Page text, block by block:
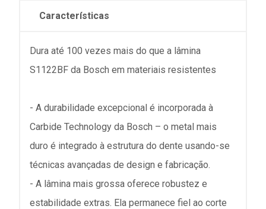
Características
Dura até 100 vezes mais do que a lâmina
S1122BF da Bosch em materiais resistentes
- A durabilidade excepcional é incorporada à
Carbide Technology da Bosch – o metal mais
duro é integrado à estrutura do dente usando-se
técnicas avançadas de design e fabricação.
- A lâmina mais grossa oferece robustez e
estabilidade extras. Ela permanece fiel ao corte